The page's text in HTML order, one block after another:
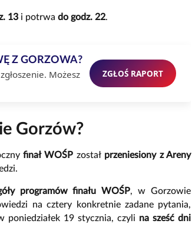
13 i potrwa do godz. 22.
Z GORZOWA?
Możesz
ZGŁOŚ RAPORT
Gorzów?
finał WOŚP został przeniesiony z Areny
programów finału WOŚP, w Gorzowie
na cztery konkretnie zadane pytania,
19 stycznia, czyli na sześć dni